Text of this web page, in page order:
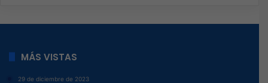
MÁS VISTAS
29 de diciembre de 2023